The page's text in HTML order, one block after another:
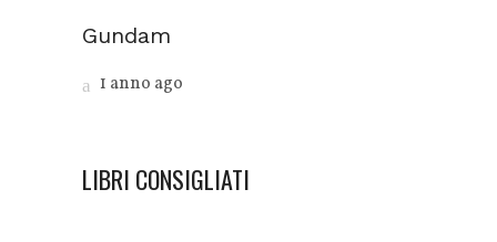
Gundam
1 anno ago
LIBRI CONSIGLIATI